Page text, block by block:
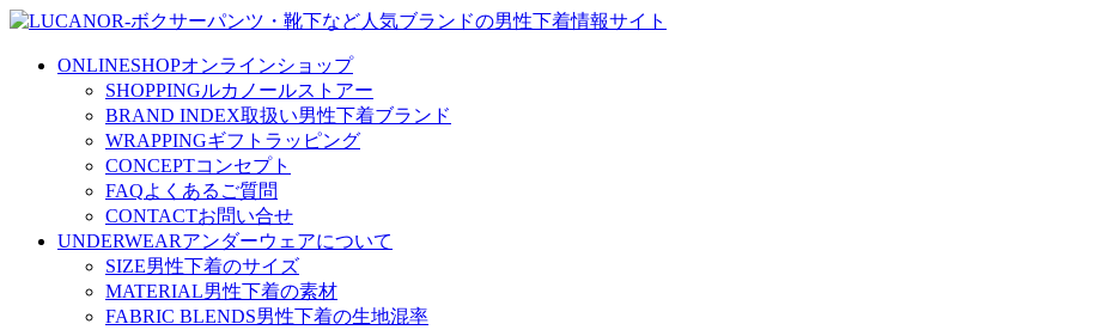
ONLINESHOPオンラインショップ
SHOPPINGルカノールストアー
BRAND INDEX取扱い男性下着ブランド
WRAPPINGギフトラッピング
CONCEPTコンセプト
FAQよくあるご質問
CONTACTお問い合せ
UNDERWEARアンダーウェアについて
SIZE男性下着のサイズ
MATERIAL男性下着の素材
FABRIC BLENDS男性下着の生地混率